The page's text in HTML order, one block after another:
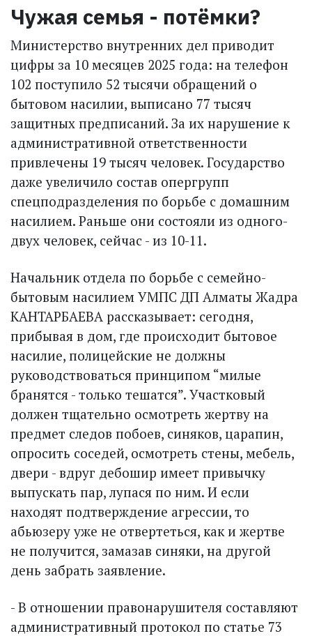
Чужая семья - потёмки?
Министерство внутренних дел приводит
цифры за 10 месяцев 2025 года: на телефон
102 поступило 52 тысячи обращений о
бытовом насилии, выписано 77 тысяч
защитных предписаний. За их нарушение к
административной ответственности
привлечены 19 тысяч человек. Государство
даже увеличило состав опергрупп
спецподразделения по борьбе с домашним
насилием. Раньше они состояли из одного-
двух человек, сейчас - из 10-11.
Начальник отдела по борьбе с семейно-
бытовым насилием УМПС ДП Алматы Жадра
КАНТАРБАЕВА рассказывает: сегодня,
прибывая в дом, где происходит бытовое
насилие, полицейские не должны
руководствоваться принципом “милые
бранятся - только тешатся”. Участковый
должен тщательно осмотреть жертву на
предмет следов побоев, синяков, царапин,
опросить соседей, осмотреть стены, мебель,
двери - вдруг дебошир имеет привычку
выпус­кать пар, лупася по ним. И если
находят подтверждение агрессии, то
абьюзеру уже не отвертеться, как и жертве
не получится, замазав синяки, на другой
день забрать заявление.
- В отношении правонарушителя составляют
административный протокол по статье 73